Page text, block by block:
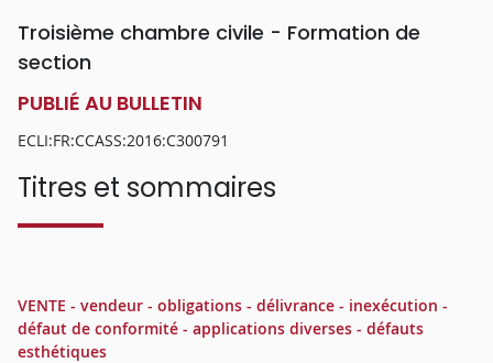
Troisième chambre civile - Formation de
section
PUBLIÉ AU BULLETIN
ECLI:FR:CCASS:2016:C300791
Titres et sommaires
VENTE - vendeur - obligations - délivrance - inexécution -
défaut de conformité - applications diverses - défauts
esthétiques